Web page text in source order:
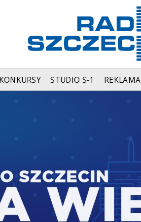
KONKURSY STUDIO S-1 REKLAMA